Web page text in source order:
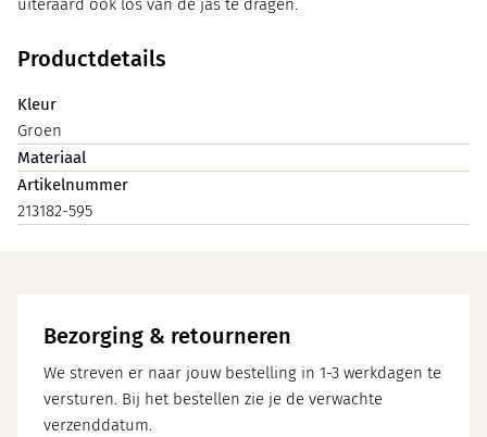
uiteraard ook los van de jas te dragen.
Productdetails
Kleur
Groen
Materiaal
Artikelnummer
213182-595
Bezorging & retourneren
We streven er naar jouw bestelling in 1-3 werkdagen te
versturen. Bij het bestellen zie je de verwachte
verzenddatum.